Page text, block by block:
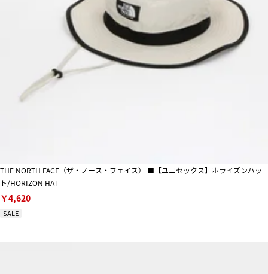
THE NORTH FACE（ザ・ノース・フェイス） ■【ユニセックス】ホライズンハッ
ト/HORIZON HAT
￥4,620
SALE